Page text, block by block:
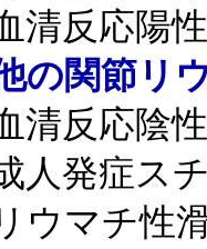
清反応陽
の関節リ
清反応陰
人発症ス
ウマチ性